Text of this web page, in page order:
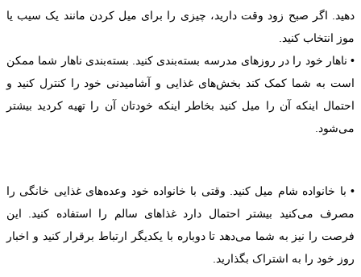
دهید. اگر صبح زود وقت دارید، چیزی را برای میل کردن مانند یک سیب یا
موز انتخاب کنید.
• ناهار خود را در روزهای مدرسه بسته‌بندی کنید. بسته‌بندی ناهار شما ممکن
است به شما کمک کند بخش‌های غذایی و آشامیدنی خود را کنترل کنید و
احتمال اینکه آن را میل کنید بخاطر اینکه خودتان آن را تهیه کردید بیشتر
می‌شود.
• با خانواده شام میل کنید. وقتی با خانواده خود وعده‌های غذایی خانگی را
مصرف می‌کنید بیشتر احتمال دارد غذاهای سالم را استفاده کنید. این
فرصت را نیز به شما می‌دهد تا دوباره با یکدیگر ارتباط برقرار کنید و اخبار
روز خود را به اشتراک بگذارید.